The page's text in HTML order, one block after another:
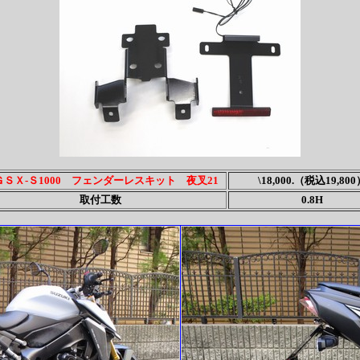
ＳＸ-Ｓ1000 フェンダーレスキット 夜叉21
\18,000.（税込19,800
取付工数
0.8H